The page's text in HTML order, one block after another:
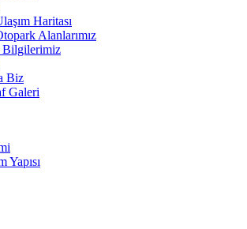
Haritası
Alanlarımız
Bilgilerimiz
Biz
Galeri
Yapısı